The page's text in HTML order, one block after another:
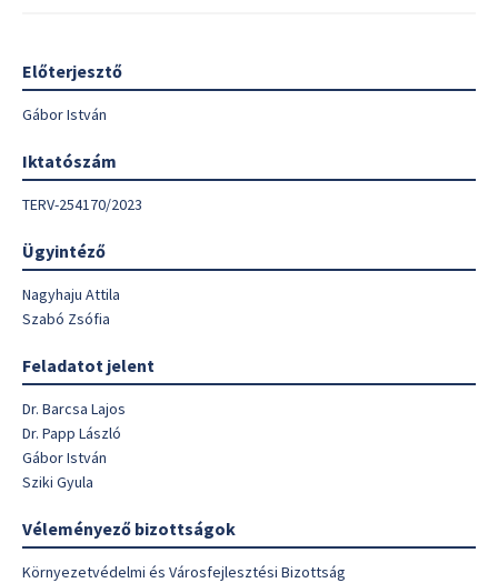
Előterjesztő
Gábor István
Iktatószám
TERV-254170/2023
Ügyintéző
Nagyhaju Attila
Szabó Zsófia
Feladatot jelent
Dr. Barcsa Lajos
Dr. Papp László
Gábor István
Sziki Gyula
Véleményező bizottságok
Környezetvédelmi és Városfejlesztési Bizottság